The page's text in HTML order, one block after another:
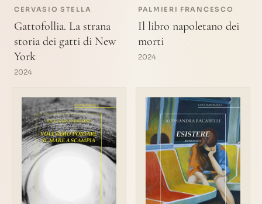
CERVASIO STELLA
Gattofollia. La strana
storia dei gatti di New
York
2024
PALMIERI FRANCESCO
Il libro napoletano dei
morti
2024